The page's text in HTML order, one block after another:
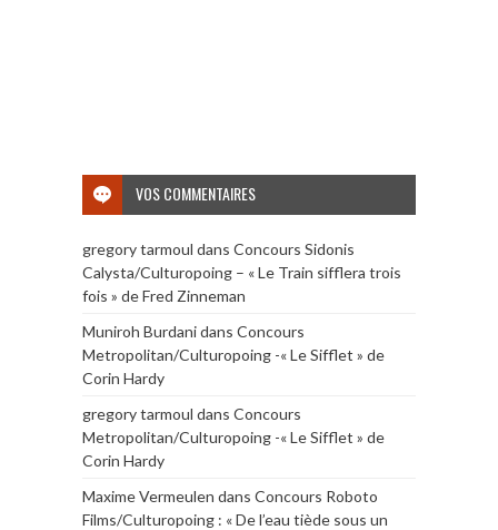
VOS COMMENTAIRES
gregory tarmoul dans Concours Sidonis
Calysta/Culturopoing – « Le Train sifflera trois
fois » de Fred Zinneman
Muniroh Burdanidans Concours
Metropolitan/Culturopoing -« Le Sifflet » de
Corin Hardy
gregory tarmoul dans Concours
Metropolitan/Culturopoing -« Le Sifflet » de
Corin Hardy
Maxime Vermeulen dans Concours Roboto
Films/Culturopoing : « De l’eau tiède sous un